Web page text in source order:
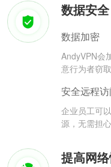
数据安全
数据加密
AndyVPN会
意行为者窃取
安全远程
企业员工可
源，无需担
提高网